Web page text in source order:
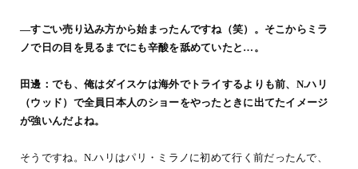
―すごい売り込み方から始まったんですね（笑）。そこからミラ
ノで日の目を見るまでにも辛酸を舐めていたと…。
田邊：でも、俺はダイスケは海外でトライするよりも前、N.ハリ
（ウッド）で全員日本人のショーをやったときに出てたイメージ
が強いんだよね。
そうですね。N.ハリはパリ・ミラノに初めて行く前だったんで、